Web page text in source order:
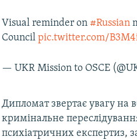
Visual reminder on #Russian
Councilpic.twitter.com/
— UKR Mission to OSCE
Дипломат звертає увагу на
кримінальне
психіатричних експертиз,